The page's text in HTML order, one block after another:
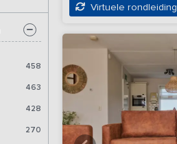
458
463
428
270
Virtuele rondleiding